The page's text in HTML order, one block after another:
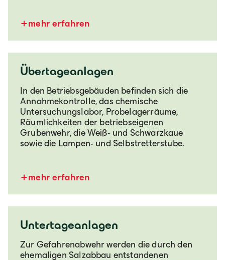
mehr erfahren
Übertageanlagen
In den Betriebsgebäuden befinden sich die
Annahmekontrolle, das chemische
Untersuchungslabor, Probelagerräume,
Räumlichkeiten der betriebseigenen
Grubenwehr, die Weiß- und Schwarzkaue
sowie die Lampen- und Selbstretterstube.
mehr erfahren
Untertageanlagen
Zur Gefahrenabwehr werden die durch den
ehemaligen Salzabbau entstandenen